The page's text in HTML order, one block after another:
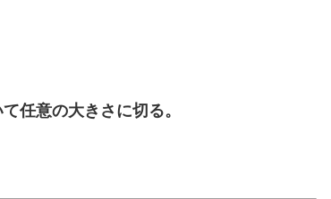
任意の大きさに切る。